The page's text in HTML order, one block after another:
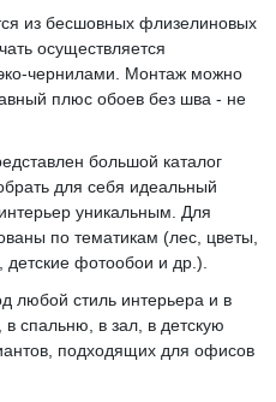
из бесшовных флизелиновых
осуществляется
чернилами. Монтаж можно
плюс обоев без шва - не
большой каталог
для себя идеальный
уникальным. Для
по тематикам (лес, цветы,
фотообои и др.).
любой стиль интерьера и в
спальню, в зал, в детскую
подходящих для офисов